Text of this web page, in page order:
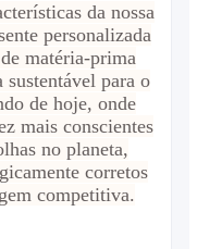
da nossa
personalizada
matéria-prima
sustentável para o
de hoje, onde
mais conscientes
no planeta,
corretos
competitiva.